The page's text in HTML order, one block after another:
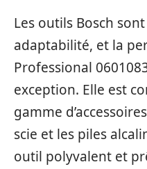
Les outils Bosch
adaptabilité, et la
Professional
exception. Elle est
gamme
scie et les piles
outil polyvalent et